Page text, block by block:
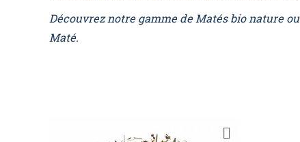
Découvrez notre gamme de Matés bio nature
Maté.